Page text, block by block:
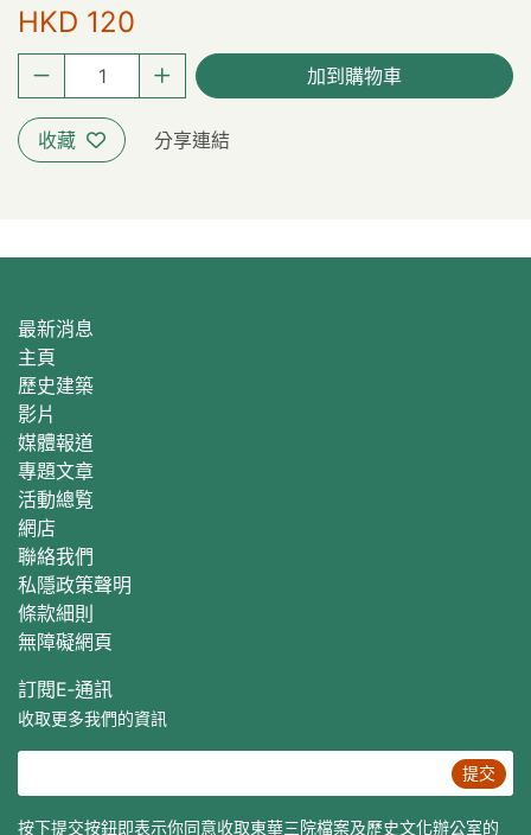
HKD 120
加到購物車
收藏 分享連結
最新消息
主頁
歷史建築
影片
媒體報道
專題文章
活動總覧
網店
聯絡我們
私隱政策聲明
條款細則
無障礙網頁
訂閱E‐通訊
收取更多我們的資訊
提交
按下提交按鈕即表示你同意收取東華三院檔案及歷史文化辦公室的